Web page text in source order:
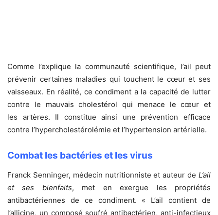
Comme l’explique la communauté scientifique, l’ail peut
prévenir certaines maladies qui touchent le cœur et ses
vaisseaux. En réalité, ce condiment a la capacité de lutter
contre le mauvais cholestérol qui menace le cœur et
les artères. Il constitue ainsi une prévention efficace
contre l’hypercholestérolémie et l’hypertension artérielle.
Combat les bactéries et les virus
Franck Senninger, médecin nutritionniste et auteur de L’ail
et ses bienfaits, met en exergue les propriétés
antibactériennes de ce condiment. « L’ail contient de
l’allicine, un composé soufré antibactérien, anti-infectieux